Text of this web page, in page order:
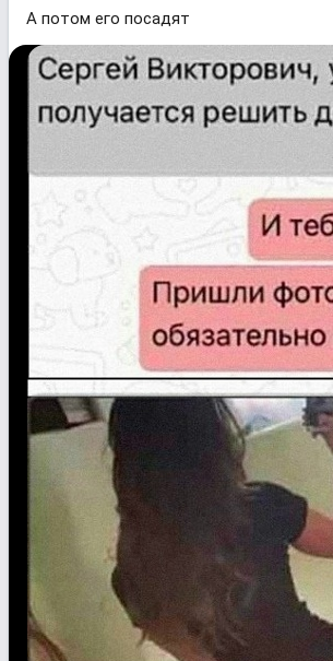
А потом его посадят